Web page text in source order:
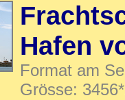
Hafen
Format am
Grösse: